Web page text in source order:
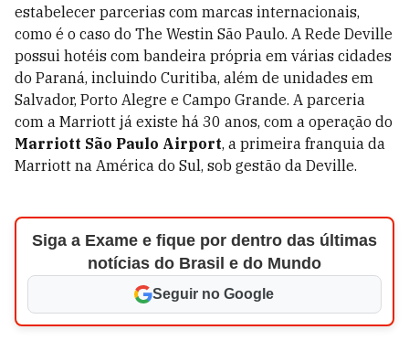
estabelecer parcerias com marcas internacionais,
como é o caso do The Westin São Paulo. A Rede Deville
possui hotéis com bandeira própria em várias cidades
do Paraná, incluindo Curitiba, além de unidades em
Salvador, Porto Alegre e Campo Grande. A parceria
com a Marriott já existe há 30 anos, com a operação do
Marriott São Paulo Airport, a primeira franquia da
Marriott na América do Sul, sob gestão da Deville.
Siga a Exame e fique por dentro das últimas
notícias do Brasil e do Mundo
Seguir no Google